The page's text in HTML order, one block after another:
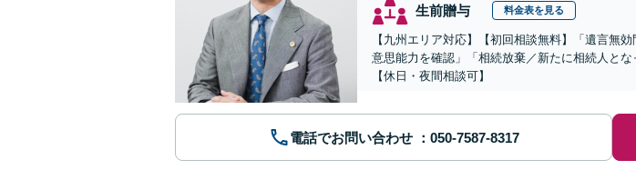
生前贈与 料金表を見る
【九州エリア対応】【初回相談無料】「遺言無
意思能力を確認」「相続放棄／新たに相続人と
【休日・夜間相談可】
電話でお問い合わせ